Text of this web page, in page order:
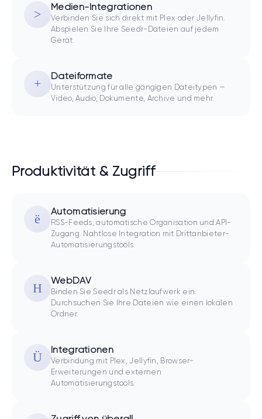
Medien-Integrationen
Verbinden Sie sich direkt mit Plex oder Jellyfin.
Abspielen Sie Ihre Seedr-Dateien auf jedem
Gerät.
Dateiformate
Unterstützung für alle gängigen Dateitypen —
Video, Audio, Dokumente, Archive und mehr.
Produktivität & Zugriff
Automatisierung
RSS-Feeds, automatische Organisation und API-
Zugang. Nahtlose Integration mit Drittanbieter-
Automatisierungstools.
WebDAV
Binden Sie Seedr als Netzlaufwerk ein.
Durchsuchen Sie Ihre Dateien wie einen lokalen
Ordner.
Integrationen
Verbindung mit Plex, Jellyfin, Browser-
Erweiterungen und externen
Automatisierungstools.